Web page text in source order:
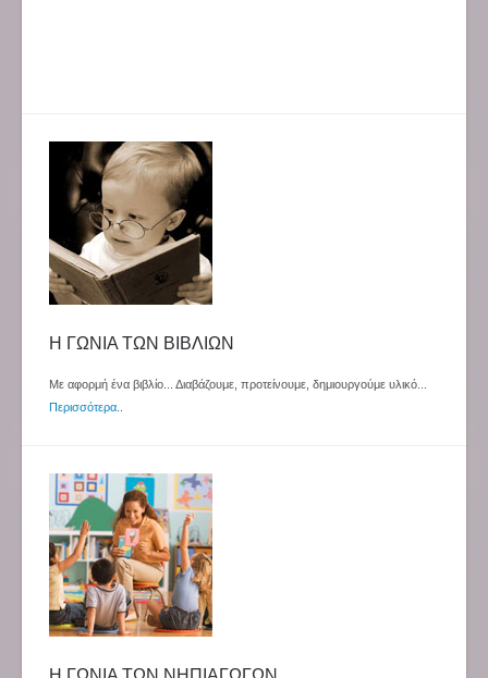
Η ΓΩΝΙΑ ΤΩΝ ΒΙΒΛΙΩΝ
Με αφορμή ένα βιβλίο... Διαβάζουμε, προτείνουμε, δημιουργούμε υλικό...
Περισσότερα